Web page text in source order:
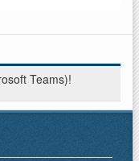
Teams)!